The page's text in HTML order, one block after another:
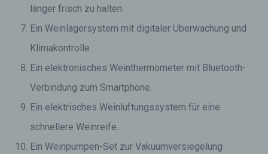
länger frisch zu halten.
Ein Weinlagersystem mit digitaler Überwachung und
Klimakontrolle.
Ein elektronisches Weinthermometer mit Bluetooth-
Verbindung zum Smartphone.
Ein elektrisches Weinluftungssystem für eine
schnellere Weinreife.
Ein Weinpumpen-Set zur Vakuumversiegelung